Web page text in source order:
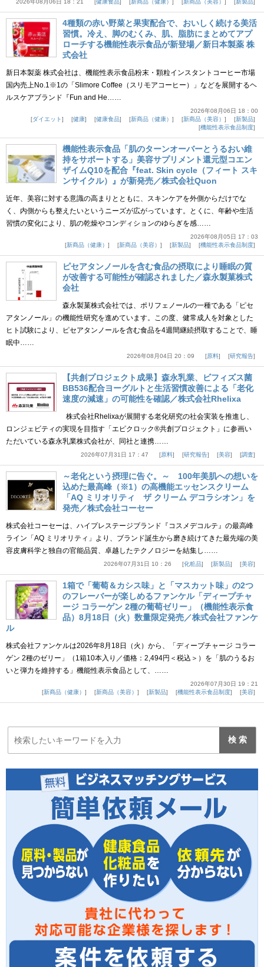
2026年08月06日 18：21 健康食品 新商品（健康） 新商品（美容） 新製品
4種類の赤い野菜と果実配合で、おいしく続ける美活
習慣。冷え、脚のむくみ、肌、脂肪にまとめてアプ
ローチする機能性表示食品が新登場／新日本製薬 株
式会社
新日本製薬 株式会社は、機能性表示食品粉末・顆粒インスタントコーヒー市場
国内売上No.1※1の「Slimore Coffee（スリモアコーヒー）」などを展開するヘ
ルスケアブランド『Fun and He……
2026年08月06日 18：00
ダイエット
健康 健康食品 新商品（健康） 新商品（美容）
新製品
機能性表示食品制度
機能性表示食品「肌のターンオーバーとうるおい維
持をサポートする」美容サプリメント還元型コエン
ザイムQ10を配合『feat. Skin cycle（フィート スキ
ンサイクル）』が新発売／株式会社Quon
近年、美容に対する意識の高まりとともに、スキンケアを外側からだけでな
く、内側からも整えたいというニーズが広がっています。とくに、年齢や生活
習慣の変化により、肌の乾燥やコンディションのゆらぎを感……
2026年08月05日 17：03
新商品（健康）
新商品（美容） 新製品 機能性表示食品制度
ピセアタンノールを含む食品の摂取により睡眠の質
が改善する可能性が確認されました／森永製菓株式
会社
森永製菓株式会社では、ポリフェノールの一種である「ピセ
アタンノール」の機能性研究を進めています。この度、健常成人を対象とした
ヒト試験により、ピセアタンノールを含む食品を4週間継続摂取することで、睡
眠中……
2026年08月04日 20：09 原料 研究報告
【共創プロジェクト成果】森永乳業、ビフィズス菌
BB536配合ヨーグルトと生活習慣改善による「老化
速度の減速」の可能性を確認／株式会社Rhelixa
株式会社Rhelixaが展開する老化研究の社会実装を推進し、
ロンジェビティの実現を目指す「エピクロック®共創プロジェクト」に参画い
ただいている森永乳業株式会社が、同社と連携……
2026年07月31日 17：47 原料 研究報告 美容 調査
～老化という摂理に告ぐ。～ 100年美肌への想いを
込めた最高峰（※1）の高機能エッセンスクリーム
「AQ ミリオリティ ザ クリーム デコラシオン」を
発売／株式会社コーセー
株式会社コーセーは、ハイプレステージブランド『コスメデコルテ』の最高峰
ライン「AQ ミリオリティ」より、ブランド誕生から磨き続けてきた最先端の美
容皮膚科学と独自の官能品質、卓越したテクノロジーを結集し……
2026年07月31日 10：26 化粧品 新製品 美容
1箱で「葡萄＆カシス味」と「マスカット味」の2つ
のフレーバーが楽しめるファンケル「ディープチャ
ージ コラーゲン 2種の葡萄ゼリー」（機能性表示食
品）8月18日（火）数量限定発売／株式会社ファンケ
ル
株式会社ファンケルは2026年8月18日（火）から、「ディープチャージ コラー
ゲン 2種のゼリー」（1箱10本入り／価格：2,494円＜税込＞）を「肌のうるお
いと弾力を維持する」機能性表示食品として、……
2026年07月30日 19：21
新商品（健康）
新商品（美容） 新製品 機能性表示食品制度 美容